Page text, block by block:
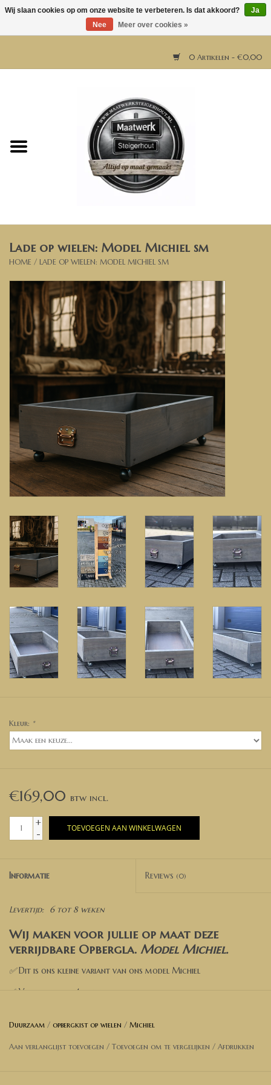
0 Artikelen - €0,00
Horeca meubels
Bartafels
Banken, stoelen &
(Bar)krukken
Hoekbanken
Plantenbakken
Hockers & Terrastafels
Opbergkisten
buy-gift-card
Zuilen & Pilaren
Blog
Lade op wielen: Model Michiel sm
HOME / LADE OP WIELEN: MODEL MICHIEL SM
Kleur: *
€169,00
+
-
TOEVOEGEN AAN WINKELWAGEN
Informatie Reviews (0)
Levertijd: 6 tot 8 weken
Wij maken voor jullie op maat deze
verrijdbare Opbergla. Model Michiel.
✅Dit is ons kleine variant van ons model Michiel
✅ Verrijdbaar op 4 wielen
Duurzaam / opbergkist op wielen / Michiel
Aan verlanglijst toevoegen / Toevoegen om te vergelijken / Afdrukken
Wij slaan cookies op om onze website te verbeteren. Is dat akkoord?
Ja
Nee
Meer over cookies »